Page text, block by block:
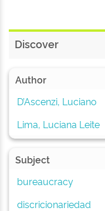
Discover
Author
D’Ascenzi, Luciano
Lima, Luciana Leite
Subject
bureaucracy
discricionariedad